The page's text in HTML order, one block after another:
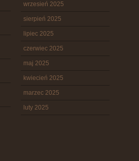
wrzesień 2025
sierpień 2025
lipiec 2025
czerwiec 2025
maj 2025
kwiecień 2025
marzec 2025
luty 2025